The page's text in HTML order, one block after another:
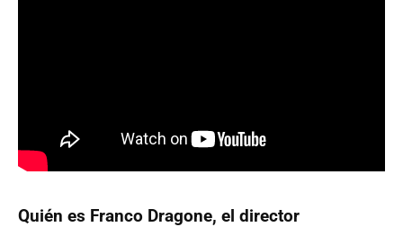
Quién es Franco Dragone, el director